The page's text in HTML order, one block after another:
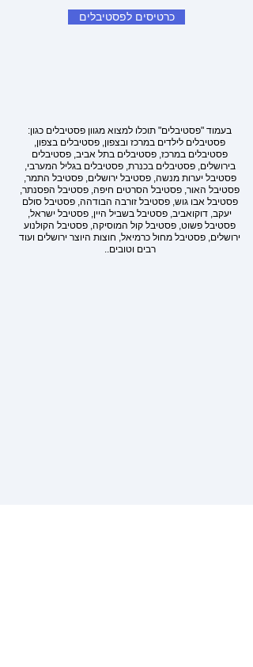
כרטיסים לפסטיבלים
בעמוד "פסטיבלים" תוכלו למצוא מגוון פסטיבלים כגון:
פסטיבלים לילדים במרכז ובצפון, פסטיבלים בצפון,
פסטיבלים במרכז, פסטיבלים בתל אביב, פסטיבלים
בירושלים, פסטיבלים בכנרת, פסטיבלים בגליל המערבי,
פסטיבל יערות מנשה, פסטיבל ירושלים, פסטיבל התמר,
פסטיבל האור, פסטיבל הסרטים חיפה, פסטיבל הפסנתר,
פסטיבל אבו גוש, פסטיבל זורבה הבודהה, פסטיבל סולם
יעקב, דוקואביב, פסטיבל בשביל היין, פסטיבל ישראל,
פסטיבל פשוט, פסטיבל קול המוסיקה, פסטיבל הקולנוע
ירושלים, פסטיבל מחול כרמיאל, חוצות היוצר ירושלים ועוד
רבים וטובים..